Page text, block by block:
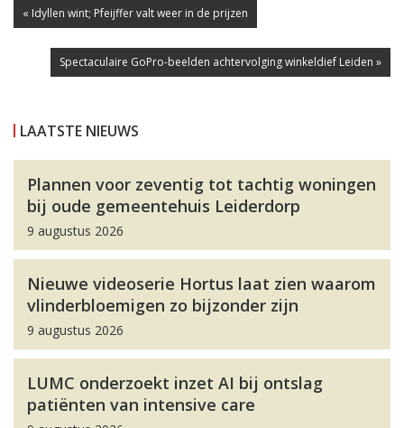
« Idyllen wint; Pfeijffer valt weer in de prijzen
Spectaculaire GoPro-beelden achtervolging winkeldief Leiden »
LAATSTE NIEUWS
Plannen voor zeventig tot tachtig woningen
bij oude gemeentehuis Leiderdorp
9 augustus 2026
Nieuwe videoserie Hortus laat zien waarom
vlinderbloemigen zo bijzonder zijn
9 augustus 2026
LUMC onderzoekt inzet AI bij ontslag
patiënten van intensive care